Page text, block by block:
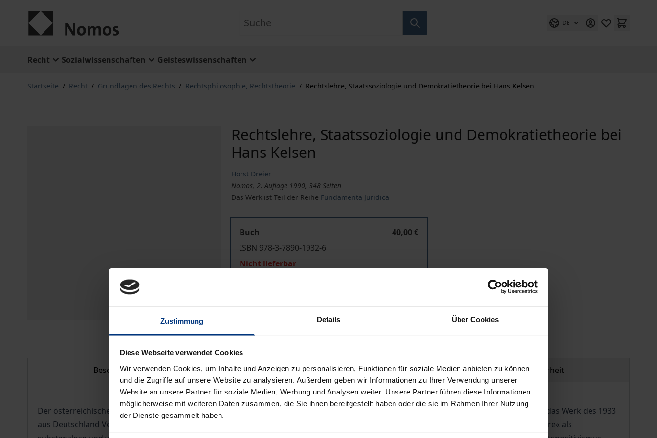
Zustimmung Details Über Cookies
Diese Webseite verwendet Cookies
Wir verwenden Cookies, um Inhalte und Anzeigen zu personalisieren, Funktionen für soziale Medien anbieten zu können
und die Zugriffe auf unsere Website zu analysieren. Außerdem geben wir Informationen zu Ihrer Verwendung unserer
Website an unsere Partner für soziale Medien, Werbung und Analysen weiter. Unsere Partner führen diese Informationen
möglicherweise mit weiteren Daten zusammen, die Sie ihnen bereitgestellt haben oder die sie im Rahmen Ihrer Nutzung
der Dienste gesammelt haben.
DE
Recht Sozialwissenschaften Geisteswissenschaften
Startseite / Recht / Grundlagen des Rechts / Rechtsphilosophie, Rechtstheorie / Rechtslehre, Staatssoziologie und Demokratietheorie bei Hans Kelsen
Rechtslehre, Staatssoziologie und Demokratietheorie bei
Hans Kelsen
Horst Dreier
Nomos, 2. Auflage 1990, 348 Seiten
Das Werk ist Teil der Reihe Fundamenta Juridica
Buch
40,00 €
ISBN 978-3-7890-1932-6
Nicht lieferbar
Hinweise zu Versandkosten
Beschreibung Bibliografische Angaben Produktsicherheit
Der österreichische Rechtsgelehrte Hans Kelsen gehört zweifelsohne zu den bedeutendsten Juristen des 20. Jahrhunderts. Gleichwohl ist das Werk des 1933
aus Deutschland Vertriebenen gerade hier seit jeher auf Unverständnis und Ablehnung gestoßen. Noch immer gilt seine »Reine Rechtslehre« als